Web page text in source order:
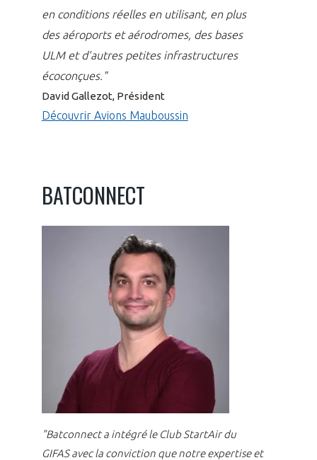
en conditions réelles en utilisant, en plus
des aéroports et aérodromes, des bases
ULM et d’autres petites infrastructures
écoconçues."
David Gallezot, Président
Découvrir Avions Mauboussin
BATCONNECT
"Batconnect a intégré le Club StartAir du
GIFAS avec la conviction que notre expertise et